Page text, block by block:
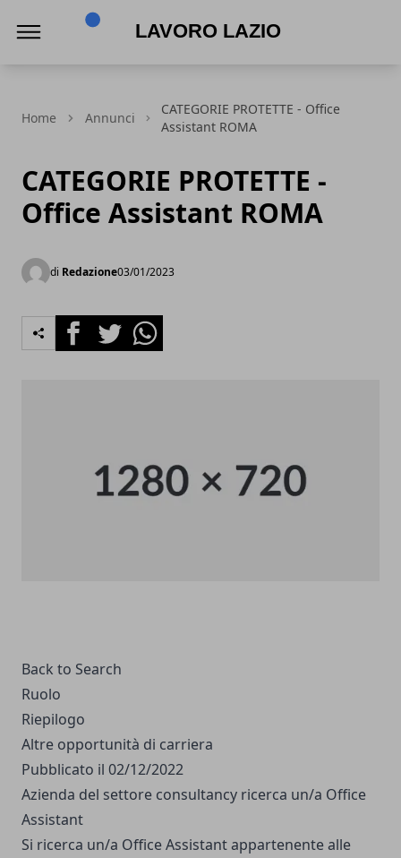
Home Annunci
CATEGORIE PROTETTE - Office
Assistant ROMA
CATEGORIE PROTETTE -
Office Assistant ROMA
di Redazione03/01/2023
FacebookTwitterWhatsapp
Back to Search
Ruolo
Riepilogo
Altre opportunità di carriera
Pubblicato il 02/12/2022
Azienda del settore consultancy ricerca un/a Office
Assistant
Si ricerca un/a Office Assistant appartenente alle